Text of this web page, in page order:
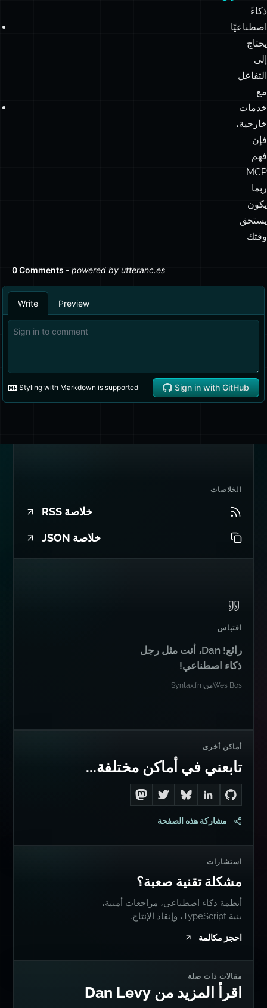
ذكاءً
اصطناعيًا
يحتاج
إلى
التفاعل
مع
خدمات
خارجية،
فإن
فهم
MCP
ربما
يكون
يستحق
وقتك.
الخلاصات
خلاصة RSS
خلاصة JSON
اقتباس
رائع! Dan، أنت مثل رجل
ذكاء اصطناعي!
Wes BosمنSyntax.fm
أماكن أخرى
تابعني في أماكن مختلفة...
Go to Dan's GitHub
Connect with me on LinkedIn
Follow me on Bluesky
Follow me on Twitter
Follow me on Mastodon
مشاركة هذه الصفحة
استشارات
مشكلة تقنية صعبة؟
أنظمة ذكاء اصطناعي، مراجعات أمنية،
بنية TypeScript، وإنقاذ الإنتاج.
احجز مكالمة
مقالات ذات صلة
اقرأ المزيد من Dan Levy